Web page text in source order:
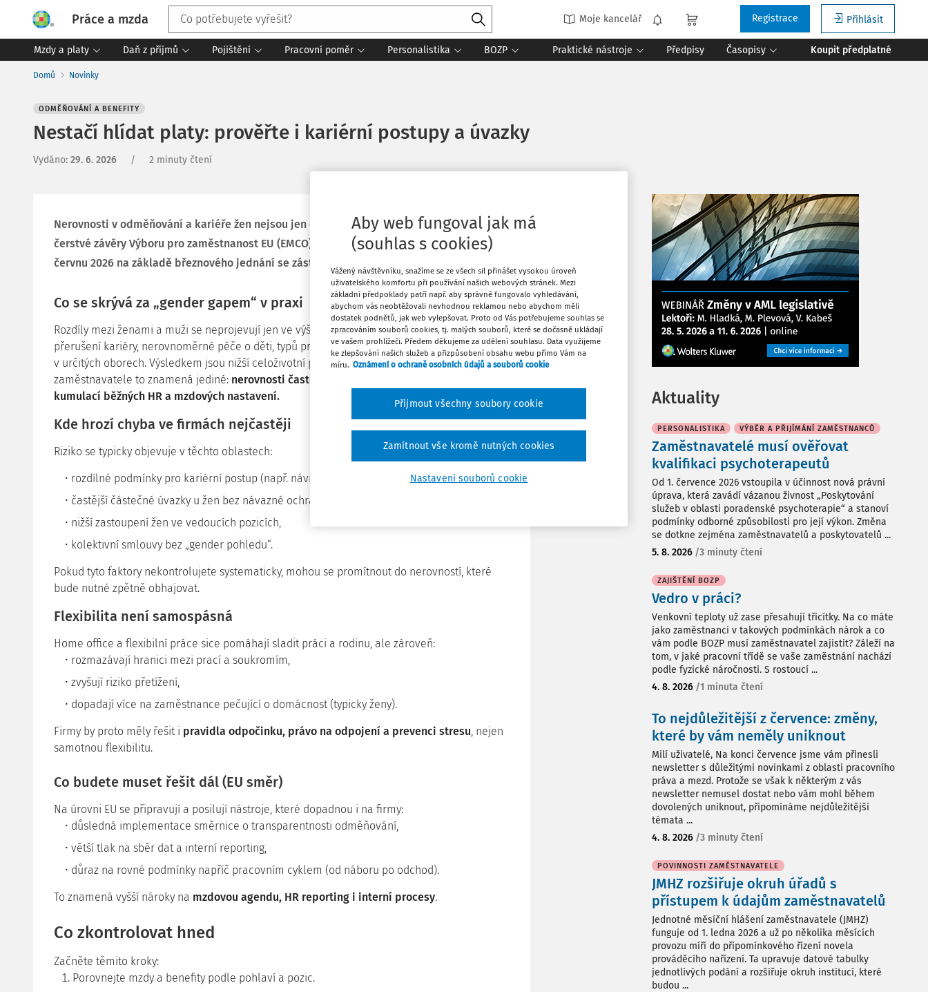
Práce a mzda Moje kancelář Přihlásit
Registrace
Mzdy a platy Daň z příjmů Pojištění Pracovní poměr Personalistika BOZP Praktické nástroje Předpisy Časopisy Koupit předplatné
Domů Novinky
ODMĚŇOVÁNÍ A BENEFITY
Nestačí hlídat platy: prověřte i kariérní postupy a úvazky
Vydáno: 29. 6. 2026 / 2 minuty čtení
Nerovnosti v odměňování a kariéře žen nejsou jen otázkou mzdy – upozorňují na to
čerstvé závěry Výboru pro zaměstnanost EU (EMCO), které byly představeny Radě EU v
červnu 2026 na základě březnového jednání se zástupci států, firem i odborů.
Co se skrývá za „gender gapem“ v praxi
Rozdíly mezi ženami a muži se neprojevují jen ve výši mzdy. Vznikají postupně – vlivem
přerušení kariéry, nerovnoměrné péče o děti, typů pracovních úvazků nebo koncentrace žen
v určitých oborech. Výsledkem jsou nižší celoživotní příjmy a slabší sociální zabezpečení. Pro
zaměstnavatele to znamená jediné: nerovnosti často nevznikají jedním rozhodnutím, ale
kumulací běžných HR a mzdových nastavení.
Kde hrozí chyba ve firmách nejčastěji
Riziko se typicky objevuje v těchto oblastech:
rozdílné podmínky pro kariérní postup (např. návrat z rodičovské)
častější částečné úvazky u žen bez návazné ochrany,
nižší zastoupení žen ve vedoucích pozicích,
kolektivní smlouvy bez „gender pohledu“.
Pokud tyto faktory nekontrolujete systematicky, mohou se promítnout do nerovností, které
bude nutné zpětně obhajovat.
Flexibilita není samospásná
Home office a flexibilní práce sice pomáhají sladit práci a rodinu, ale zároveň:
rozmazávají hranici mezi prací a soukromím,
zvyšují riziko přetížení,
dopadají více na zaměstnance pečující o domácnost (typicky ženy).
Firmy by proto měly řešit i pravidla odpočinku, právo na odpojení a prevenci stresu, nejen
samotnou flexibilitu.
Co budete muset řešit dál (EU směr)
Na úrovni EU se připravují a posilují nástroje, které dopadnou i na firmy:
důsledná implementace směrnice o transparentnosti odměňování,
větší tlak na sběr dat a interní reporting,
důraz na rovné podmínky napříč pracovním cyklem (od náboru po odchod).
To znamená vyšší nároky na mzdovou agendu, HR reporting i interní procesy.
Co zkontrolovat hned
Začněte těmito kroky:
Porovnejte mzdy a benefity podle pohlaví a pozic.
Tisknout
Sdílet
Poznámka
Aktuality
PERSONALISTIKA VÝBĚR A PŘIJÍMÁNÍ ZAMĚSTNANCŮ
Zaměstnavatelé musí ověřovat
kvalifikaci psychoterapeutů
Od 1. července 2026 vstoupila v účinnost nová právní
úprava, která zavádí vázanou živnost „Poskytování
služeb v oblasti poradenské psychoterapie“ a stanoví
podmínky odborné způsobilosti pro její výkon. Změna
se dotkne zejména zaměstnavatelů a poskytovatelů ...
5. 8. 2026 /3 minuty čtení
ZAJIŠTĚNÍ BOZP
Vedro v práci?
Venkovní teploty už zase přesahují třicítky. Na co máte
jako zaměstnanci v takových podmínkách nárok a co
vám podle BOZP musí zaměstnavatel zajistit? Záleží na
tom, v jaké pracovní třídě se vaše zaměstnání nachází
podle fyzické náročnosti. S rostoucí ...
4. 8. 2026 /1 minuta čtení
To nejdůležitější z července: změny,
které by vám neměly uniknout
Milí uživatelé, Na konci července jsme vám přinesli
newsletter s důležitými novinkami z oblasti pracovního
práva a mezd. Protože se však k některým z vás
newsletter nemusel dostat nebo vám mohl během
dovolených uniknout, připomínáme nejdůležitější
témata ...
4. 8. 2026 /3 minuty čtení
POVINNOSTI ZAMĚSTNAVATELE
JMHZ rozšiřuje okruh úřadů s
přístupem k údajům zaměstnavatelů
Jednotné měsíční hlášení zaměstnavatele (JMHZ)
funguje od 1. ledna 2026 a už po několika měsících
provozu míří do připomínkového řízení novela
prováděcího nařízení. Ta upravuje datové tabulky
jednotlivých podání a rozšiřuje okruh institucí, které
budou ...
Aby web fungoval jak má
(souhlas s cookies)
Vážený návštěvníku, snažíme se ze všech sil přinášet vysokou úroveň
uživatelského komfortu při používání našich webových stránek. Mezi
základní předpoklady patří např. aby správně fungovalo vyhledávání,
abychom vás neobtěžovali nevhodnou reklamou nebo abychom měli
dostatek podnětů, jak web vylepšovat. Proto od Vás potřebujeme souhlas se
zpracováním souborů cookies, tj. malých souborů, které se dočasně ukládají
ve vašem prohlížeči. Předem děkujeme za udělení souhlasu. Data využijeme
ke zlepšování našich služeb a přizpůsobení obsahu webu přímo Vám na
míru. Oznámení o ochraně osobních údajů a souborů cookie
Nastavení souborů cookie
Zamítnout vše kromě nutných cookies
Přijmout všechny soubory cookie